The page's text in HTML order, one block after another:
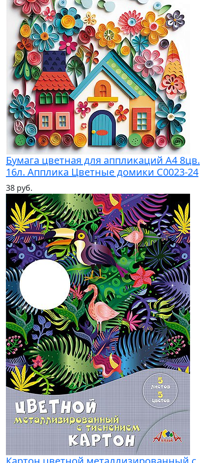
Бумага цветная для аппликаций А4 8цв.
16л. Апплика Цветные домики С0023-24
38 руб.